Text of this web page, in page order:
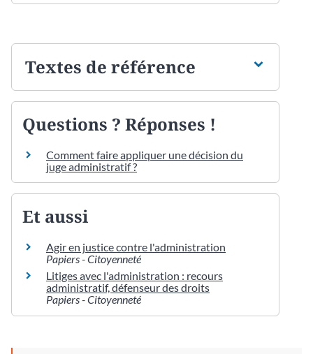
Textes de référence
Questions ? Réponses !
Comment faire appliquer une décision du
juge administratif ?
Et aussi
Agir en justice contre l'administration
Papiers - Citoyenneté
Litiges avec l'administration : recours
administratif, défenseur des droits
Papiers - Citoyenneté